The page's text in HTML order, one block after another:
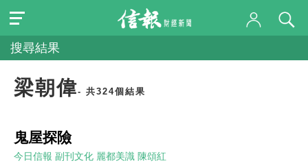
搜尋結果
梁朝偉- 共324個結果
鬼屋探險
今日信報 副刊文化 麗都美識 陳頌紅